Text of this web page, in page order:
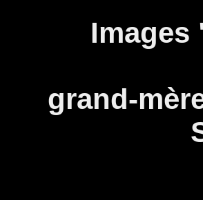
Images
grand-